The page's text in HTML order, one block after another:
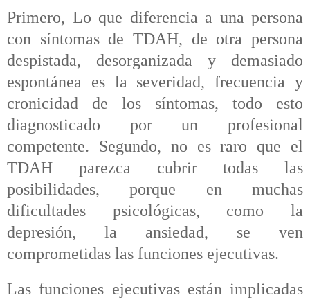
Primero, Lo que diferencia a una persona
con síntomas de TDAH, de otra persona
despistada, desorganizada y demasiado
espontánea es la severidad, frecuencia y
cronicidad de los síntomas, todo esto
diagnosticado por un profesional
competente. Segundo, no es raro que el
TDAH parezca cubrir todas las
posibilidades, porque en muchas
dificultades psicológicas, como la
depresión, la ansiedad, se ven
comprometidas las funciones ejecutivas.
Las funciones ejecutivas están implicadas